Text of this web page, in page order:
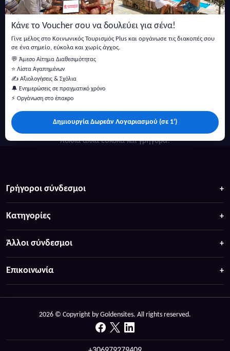
Κάνε το Voucher σου να δουλεύει για σένα!
Γίνε μέλος στο Κοινωνικός Τουρισμός Plus και οργάνωσε τις διακοπές σου
σε ένα σημείο, εύκολα και χωρίς άγχος.
💬 Άμεσο Αίτημα Διαθεσιμότητας
⭐ Λίστα Αγαπημένων
✍️ Αξιολογήσεις & Σχόλια
🔔 Ενημερώσεις σε πραγματικό χρόνο
⚡ Οργάνωση στο έπακρο
Δημιουργία Δωρεάν Λογαριασμού (σε 1')
και άρθρα.
πολλά άλλα ευκολα και γρήγορα!
Γρήγοροι σύνδεσμοι
Κατηγορίες
Άλλοι σύνδεσμοι
Επικοινωνία
2026 © Copyright by Goldensites. All rights reserved.